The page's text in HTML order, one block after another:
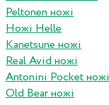
Peltonen ножі
Ножі Helle
Kanetsune ножі
Real Avid ножі
Antonini Pocket ножі
Old Bear ножі